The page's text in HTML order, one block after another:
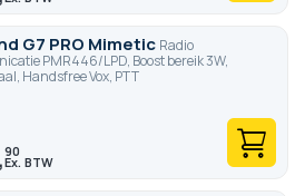
G7 PRO Mimetic Radio
PMR446/LPD, Boost bereik 3W,
Handsfree Vox, PTT
90